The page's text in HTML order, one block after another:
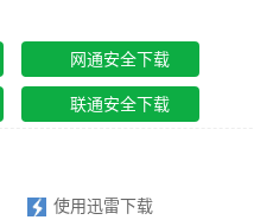
网通安全下载
联通安全下载
使用迅雷下载